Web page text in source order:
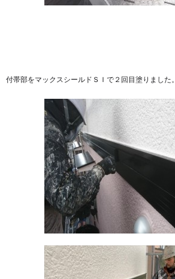
付帯部をマックスシールドＳＩで２回目塗りました。